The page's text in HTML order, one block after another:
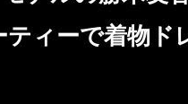
ティーで着物ド